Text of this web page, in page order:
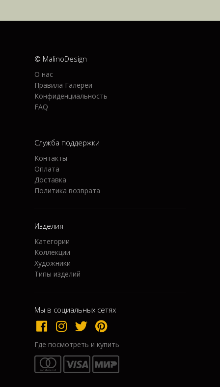
© MalinoDesign
О нас
Правила Галереи
Конфиденциальность
FAQ
Служба поддержки
Контакты
Оплата
Доставка
Политика возврата
Изделия
Категории
Коллекции
Художники
Типы изделий
Мы в социальных сетях
Где посмотреть и купить